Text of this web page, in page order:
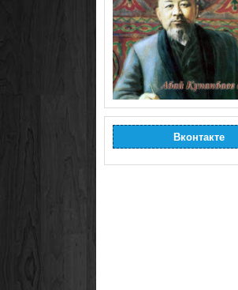
Вконтакте